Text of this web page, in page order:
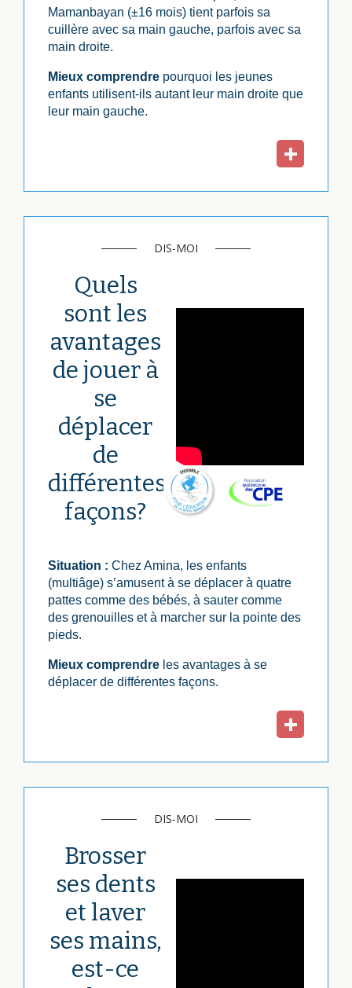
Mamanbayan (±16 mois) tient parfois sa
cuillère avec sa main gauche, parfois avec sa
main droite.
Mieux comprendre pourquoi les jeunes
enfants utilisent-ils autant leur main droite que
leur main gauche.
DIS-MOI
Quels
sont les
avantages
de jouer à
se
déplacer
de
différentes
façons?
Situation : Chez Amina, les enfants
(multiâge) s’amusent à se déplacer à quatre
pattes comme des bébés, à sauter comme
des grenouilles et à marcher sur la pointe des
pieds.
Mieux comprendre les avantages à se
déplacer de différentes façons.
DIS-MOI
Brosser
ses dents
et laver
ses mains,
est-ce